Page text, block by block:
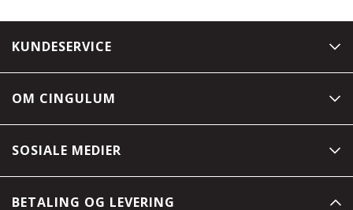
KUNDESERVICE
OM CINGULUM
BETALING OG LEVERING
SOSIALE MEDIER